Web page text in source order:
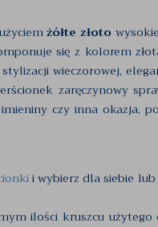
żółte złoto
się z kolorem
wieczorowej,
zaręczynowy
czy inna okazja,
i wybierz dla siebie
ilości kruszcu użytego